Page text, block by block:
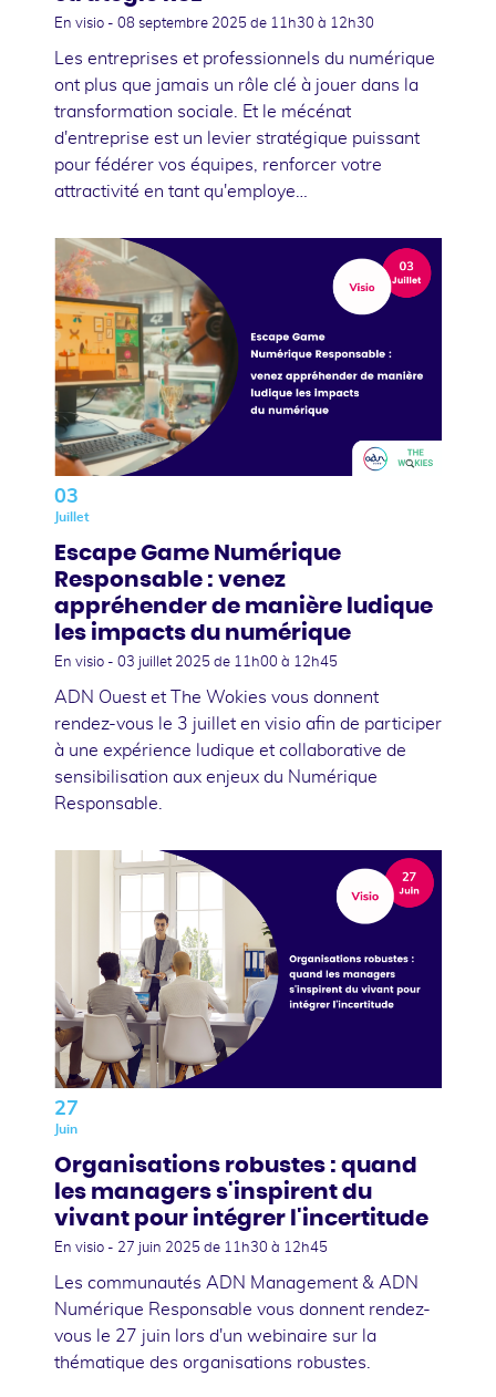
En visio - 08 septembre 2025 de 11h30 à 12h30
Les entreprises et professionnels du numérique
ont plus que jamais un rôle clé à jouer dans la
transformation sociale. Et le mécénat
d'entreprise est un levier stratégique puissant
pour fédérer vos équipes, renforcer votre
attractivité en tant qu'employe…
03
Juillet
Escape Game Numérique
Responsable : venez
appréhender de manière ludique
les impacts du numérique
En visio - 03 juillet 2025 de 11h00 à 12h45
ADN Ouest et The Wokies vous donnent
rendez-vous le 3 juillet en visio afin de participer
à une expérience ludique et collaborative de
sensibilisation aux enjeux du Numérique
Responsable.
27
Juin
Organisations robustes : quand
les managers s'inspirent du
vivant pour intégrer l'incertitude
En visio - 27 juin 2025 de 11h30 à 12h45
Les communautés ADN Management & ADN
Numérique Responsable vous donnent rendez-
vous le 27 juin lors d'un webinaire sur la
thématique des organisations robustes.